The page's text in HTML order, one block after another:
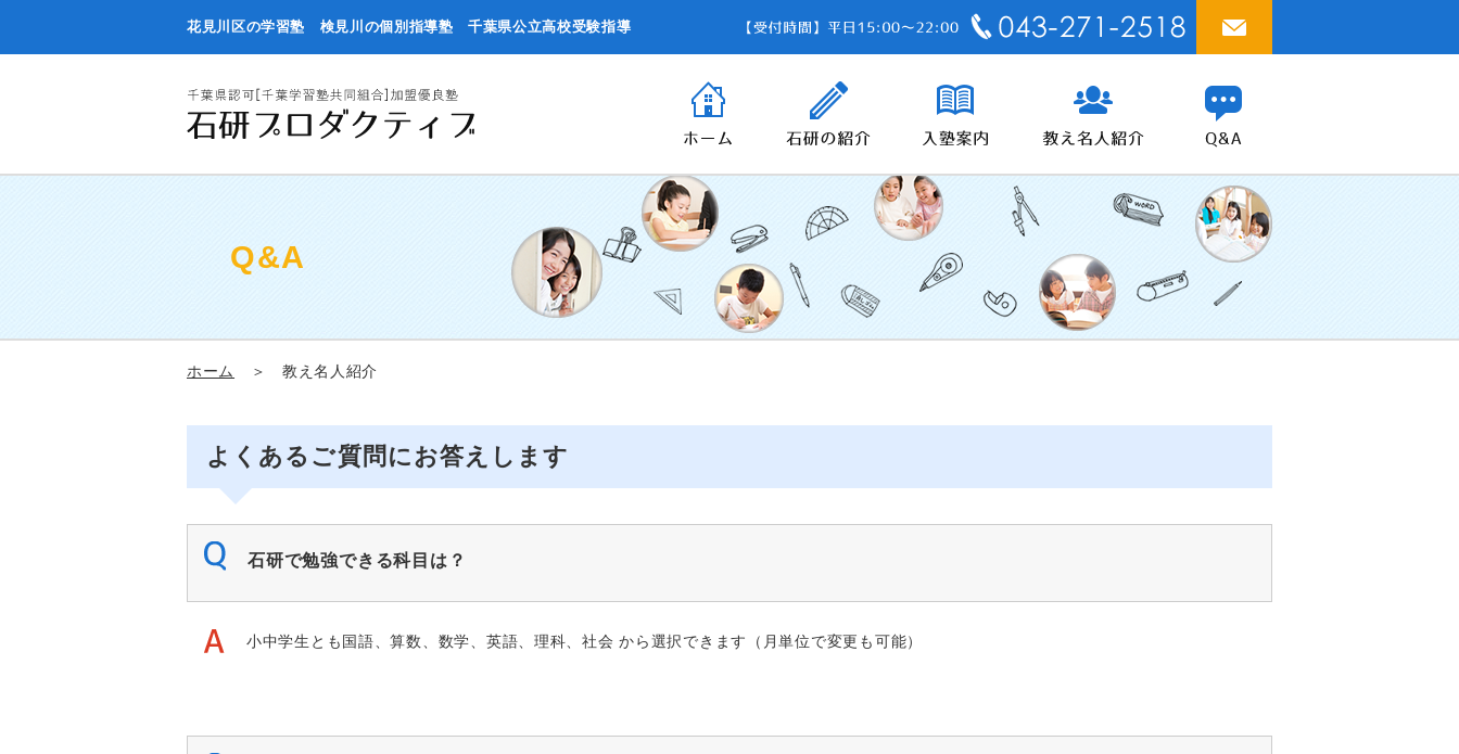
花見川区の学習塾 検見川の個別指導塾 千葉県公立高校受験指導
Q&A
ホーム ＞ 教え名人紹介
よくあるご質問にお答えします
石研で勉強できる科目は？
小中学生とも国語、算数、数学、英語、理科、社会 から選択できます（月単位で変更も可能）